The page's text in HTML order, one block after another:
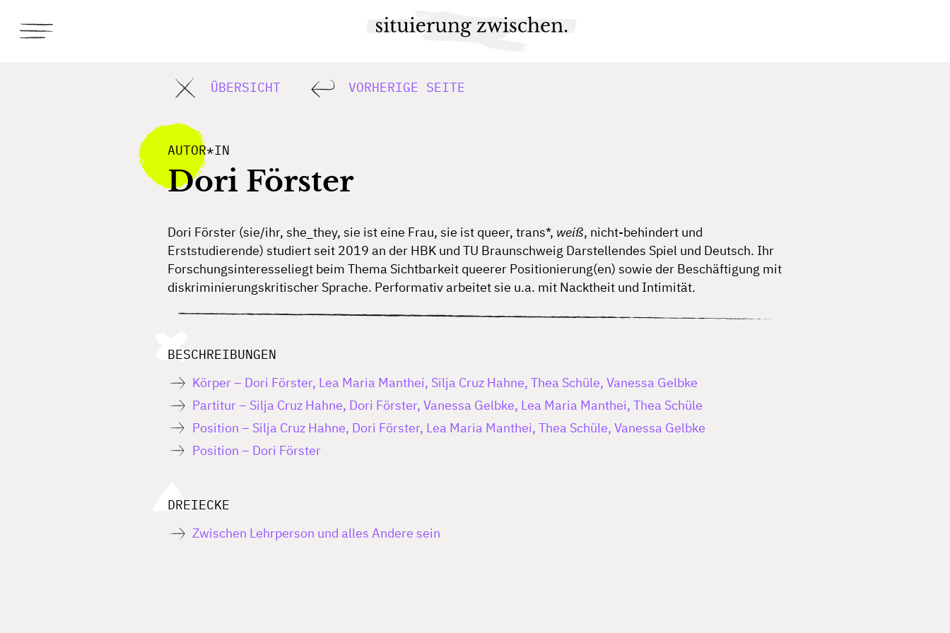
ÜBERSICHT VORHERIGE SEITE
AUTOR*IN
Dori Förster
Dori Förster (sie/ihr, she_they, sie ist eine Frau, sie ist queer, trans*, weiß, nicht-behindert und
Erststudierende)studiertseit 2019an der HBK und TU Braunschweig Darstellendes Spiel und Deutsch. Ihr
Forschungsinteresseliegt beim Thema Sichtbarkeit queerer Positionierung(en) sowie der Beschäftigung mit
diskriminierungskritischer Sprache. Performativarbeitetsie u.a. mit Nacktheit und Intimität.
BESCHREIBUNGEN
Körper – Dori Förster, Lea Maria Manthei, Silja Cruz Hahne, Thea Schüle, Vanessa Gelbke
Partitur – Silja Cruz Hahne, Dori Förster, Vanessa Gelbke, Lea Maria Manthei, Thea Schüle
Position – Silja Cruz Hahne, Dori Förster, Lea Maria Manthei, Thea Schüle, Vanessa Gelbke
Position – Dori Förster
DREIECKE
Zwischen Lehrperson und alles Andere sein